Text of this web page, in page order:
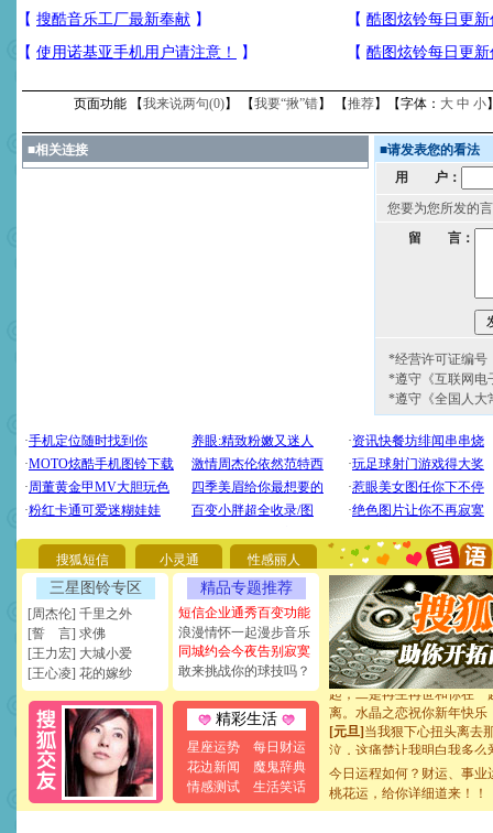
页面功能 【我来说两句(0)】 【我要“揪”错】 【推荐】【字体： 大 中 小
■相关连接 ■请发表您的看法
用 户：
您要为您所发的
留 言：
*经营许可证编号
*遵守《互联网电
*遵守《全国人大
搜狐短信 小灵通 性感丽人
三星图铃专区
[周杰伦] 千里之外
[誓 言] 求佛
[王力宏] 大城小爱
[王心凌] 花的嫁纱
精品专题推荐
短信企业通秀百变功能
浪漫情怀一起漫步音乐
同城约会今夜告别寂寞
敢来挑战你的球技吗？
精彩生活
星座运势
每日财运
花边新闻
魔鬼辞典
情感测试
生活笑话
你太多，只有给你五千万
要平安！千万要知足！千
[圣诞节]不只这样的日子才
天都要快乐噢!
[圣诞节]奉上一颗祝福的心,
如意,快乐,鲜花,一切美好的
[元旦]看到你我会触电；看
断电。爱你是我职业，想
你是我专业！水晶之恋祝你
[元旦]如果上天让我许三个
起；二是再生再世和你在
离。水晶之恋祝你新年快乐
[元旦]当我狠下心扭头离去
泣，这痛楚让我明白我多
卖了。水晶之恋祝你新年快
[春节]风柔雨润好月圆，半
颜！冬去春来似水如烟，
道一声平安！新年吉祥万事
今日运程如何？财运、事业
桃花运，给你详细道来！！